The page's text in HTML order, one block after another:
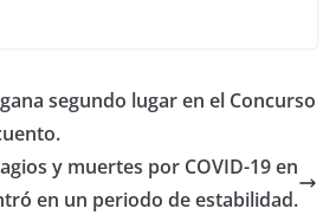
nsegundo lugar en el Concurso
y muertes por COVID-19 en
en un periodo de estabilidad.